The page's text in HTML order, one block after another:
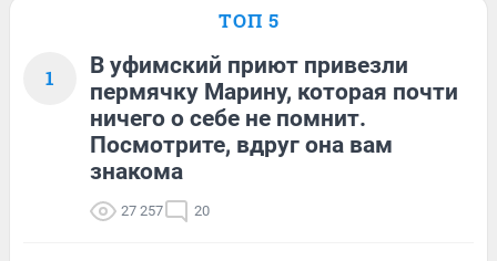
ТОП 5
1
В уфимский приют привезли
пермячку Марину, которая почти
ничего о себе не помнит.
Посмотрите, вдруг она вам
знакома
27 257 20